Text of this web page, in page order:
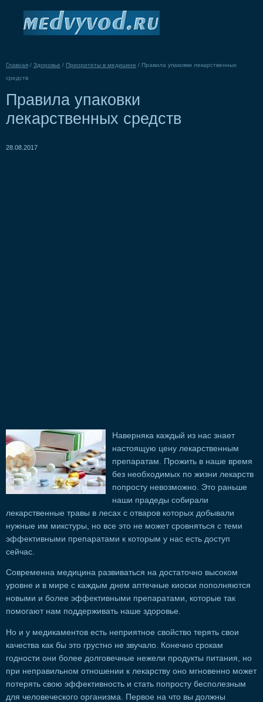
Главная / Здоровье / Приоритеты в медицине / Правила упаковки лекарственных
средств
Правила упаковки
лекарственных средств
28.08.2017
Наверняка каждый из нас знает
настоящую цену лекарственным
препаратам. Прожить в наше время
без необходимых по жизни лекарств
попросту невозможно. Это раньше
наши прадеды собирали
лекарственные травы в лесах с отваров которых добывали
нужные им микстуры, но все это не может сровняться с теми
эффективными препаратами к которым у нас есть доступ
сейчас.
Современна медицина развиваться на достаточно высоком
уровне и в мире с каждым днем аптечные киоски пополняются
новыми и более эффективными препаратами, которые так
помогают нам поддерживать наше здоровье.
Но и у медикаментов есть неприятное свойство терять свои
качества как бы это грустно не звучало. Конечно срокам
годности они более долговечные нежели продукты питания, но
при неправильном отношении к лекарству оно мгновенно может
потерять свою эффективность и стать попросту бесполезным
для человеческого организма. Первое на что вы должны